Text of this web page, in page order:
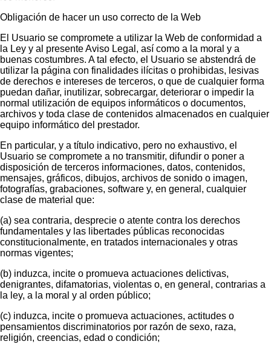
Obligación de hacer un uso correcto de la Web
El Usuario se compromete a utilizar la Web de conformidad a
la Ley y al presente Aviso Legal, así como a la moral y a
buenas costumbres. A tal efecto, el Usuario se abstendrá de
utilizar la página con finalidades ilícitas o prohibidas, lesivas
de derechos e intereses de terceros, o que de cualquier forma
puedan dañar, inutilizar, sobrecargar, deteriorar o impedir la
normal utilización de equipos informáticos o documentos,
archivos y toda clase de contenidos almacenados en cualquier
equipo informático del prestador.
En particular, y a título indicativo, pero no exhaustivo, el
Usuario se compromete a no transmitir, difundir o poner a
disposición de terceros informaciones, datos, contenidos,
mensajes, gráficos, dibujos, archivos de sonido o imagen,
fotografías, grabaciones, software y, en general, cualquier
clase de material que:
(a) sea contraria, desprecie o atente contra los derechos
fundamentales y las libertades públicas reconocidas
constitucionalmente, en tratados internacionales y otras
normas vigentes;
(b) induzca, incite o promueva actuaciones delictivas,
denigrantes, difamatorias, violentas o, en general, contrarias a
la ley, a la moral y al orden público;
(c) induzca, incite o promueva actuaciones, actitudes o
pensamientos discriminatorios por razón de sexo, raza,
religión, creencias, edad o condición;